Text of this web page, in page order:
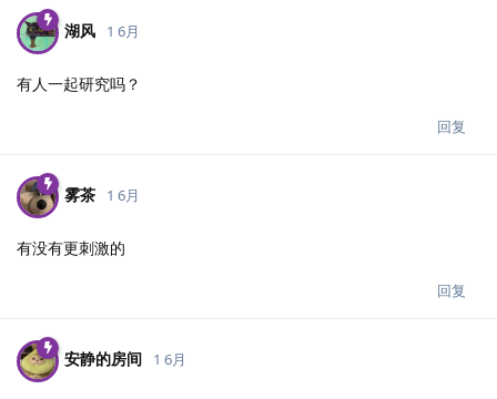
湖风 1 6月
有人一起研究吗？
回复
雾茶 1 6月
有没有更刺激的
回复
安静的房间 1 6月